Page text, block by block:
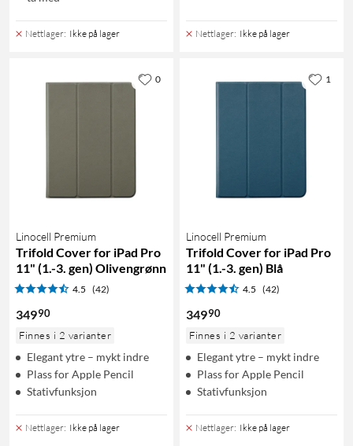
Nettlager: Ikke på lager Nettlager: Ikke på lager
Linocell Premium
Trifold Cover for iPad Pro
11" (1.-3. gen) Olivengrønn
4.5 (42)
34990
Finnes i 2 varianter
Elegant ytre – mykt indre
Plass for Apple Pencil
Stativfunksjon
Nettlager: Ikke på lager
0
Linocell Premium
Trifold Cover for iPad Pro
11" (1.-3. gen) Blå
4.5 (42)
34990
Finnes i 2 varianter
Elegant ytre – mykt indre
Plass for Apple Pencil
Stativfunksjon
Nettlager: Ikke på lager
1